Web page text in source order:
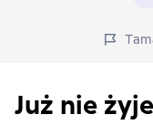
Już nie